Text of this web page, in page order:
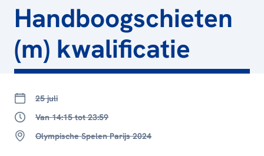
Handboogschieten
(m) kwalificatie
25 juli
Van 14:15 tot 23:59
Olympische Spelen Parijs 2024